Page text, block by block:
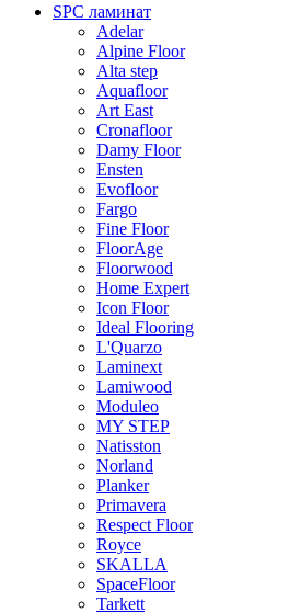
SPC ламинат
Adelar
Alpine Floor
Alta step
Aquafloor
Art East
Cronafloor
Damy Floor
Ensten
Evofloor
Fargo
Fine Floor
FloorAge
Floorwood
Home Expert
Icon Floor
Ideal Flooring
L'Quarzo
Laminext
Lamiwood
Moduleo
MY STEP
Natisston
Norland
Planker
Primavera
Respect Floor
Royce
SKALLA
SpaceFloor
Tarkett